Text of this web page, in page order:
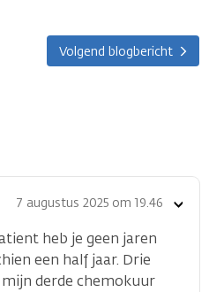
Volgend blogbericht
7 augustus 2025 om 19.46
heb je geen jaren
een half jaar. Drie
mijn derde chemokuur
Toon